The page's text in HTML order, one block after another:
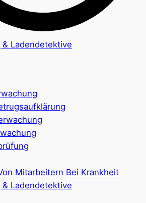
Ladendetektive
Mitarbeitern Bei Krankheit
Ladendetektive